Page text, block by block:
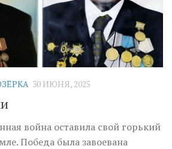
30 ИЮНЯ, 2025
война оставила свой горький
Победа была завоевана